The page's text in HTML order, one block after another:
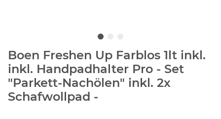
Boen Freshen Up Farblos 1lt inkl.
inkl. Handpadhalter Pro - Set
"Parkett-Nachölen" inkl. 2x
Schafwollpad -